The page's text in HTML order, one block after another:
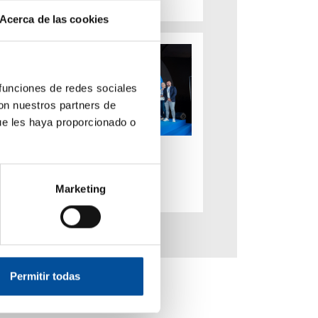
Acerca de las cookies
de redes sociales
nuestros partners de
les haya proporcionado o
Marketing
Permitir todas
Congress 2025